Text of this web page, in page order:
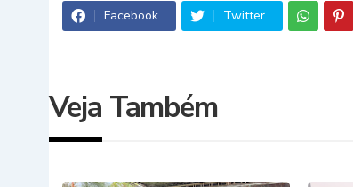
Facebook Twitter
Veja Também